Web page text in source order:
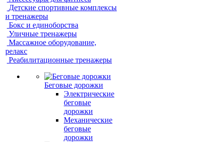
Детские спортивные комплексы
и тренажеры
Бокс и единоборства
Уличные тренажеры
Массажное оборудование,
релакс
Реабилитационные тренажеры
Беговые дорожки
Электрические
беговые
дорожки
Механические
беговые
дорожки